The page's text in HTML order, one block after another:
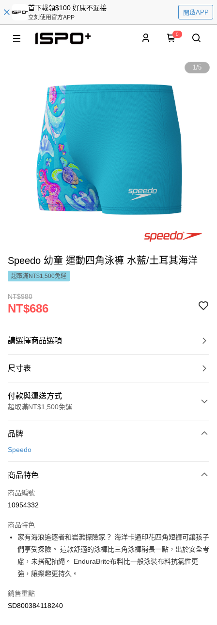
首下載領$100 好康不漏接
立刻使用官方APP
開啟APP
0
1/5
Speedo 幼童 運動四角泳褲 水藍/土耳其海洋
超取滿NT$1,500免運
NT$980
NT$686
請選擇商品選項
尺寸表
付款與運送方式
超取滿NT$1,500免運
信用卡一次付款
Apple Pay
悠遊付
7-11取貨(快速到店)
每筆NT$100，滿NT$1,500(含以上)免運費
宅配-本島
每筆NT$100，滿NT$1,500(含以上)免運費
品牌
Speedo
商品特色
商品編號
10954332
商品特色
家有海浪追逐者和岩灘探險家？ 海洋卡通印花四角短褲可讓孩子
們享受探險。 這款舒適的泳褲比三角泳褲稍長一點，出於安全考
慮，未搭配抽繩。 EnduraBrite布料比一般泳裝布料抗氯性更
強，讓樂趣更持久。
銷售重點
SD800384118240